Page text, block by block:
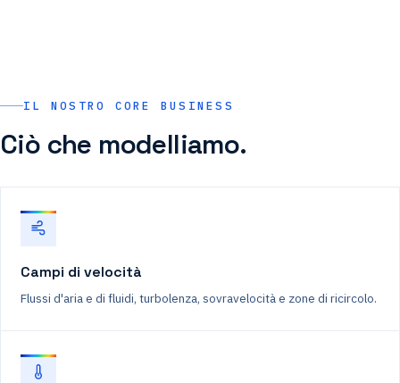
IL NOSTRO CORE BUSINESS
Ciò che modelliamo.
Campi di velocità
Flussi d'aria e di fluidi, turbolenza, sovravelocità e zone di ricircolo.